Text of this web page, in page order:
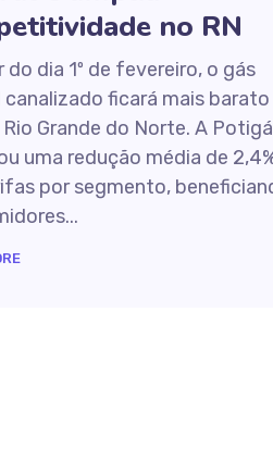
no RN
do dia 1º de fevereiro, o gás
canalizado ficará mais barato
Grande do Norte. A
uma redução média de
por segmento,